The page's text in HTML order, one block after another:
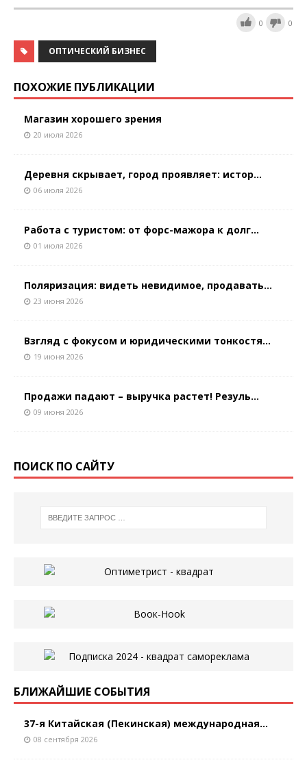
0 0
ОПТИЧЕСКИЙ БИЗНЕС
ПОХОЖИЕ ПУБЛИКАЦИИ
Магазин хорошего зрения
20 июля 2026
Деревня скрывает, город проявляет: истор...
06 июля 2026
Работа с туристом: от форс-мажора к долг...
01 июля 2026
Поляризация: видеть невидимое, продавать...
23 июня 2026
Взгляд с фокусом и юридическими тонкостя...
19 июня 2026
Продажи падают – выручка растет! Резуль...
09 июня 2026
ПОИСК ПО САЙТУ
БЛИЖАЙШИЕ СОБЫТИЯ
37-я Китайская (Пекинская) международная...
08 сентября 2026